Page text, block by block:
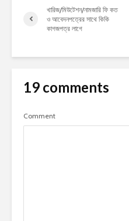
খারিজ/মিউটেশন/নামজারি ফি কত
ও আবেদনপত্রের সাথে কিকি
কাগজপত্র লাগে
19 comments
Comment